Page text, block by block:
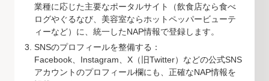
業種に応じた主要なポータルサイト（飲食店なら食べ
ログやぐるなび、美容室ならホットペッパービューテ
ィーなど）に、統一したNAP情報で登録します。
SNSのプロフィールを整備する：
Facebook、Instagram、X（旧Twitter）などの公式SNS
アカウントのプロフィール欄にも、正確なNAP情報を